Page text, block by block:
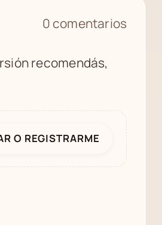
0 comentarios
recomendás,
O REGISTRARME